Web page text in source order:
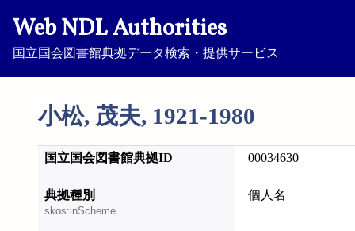
Web NDL Authorities
国立国会図書館典拠データ検索・提供サービス
小松, 茂夫, 1921-1980
国立国会図書館典拠ID 00034630
典拠種別
skos:inScheme
個人名